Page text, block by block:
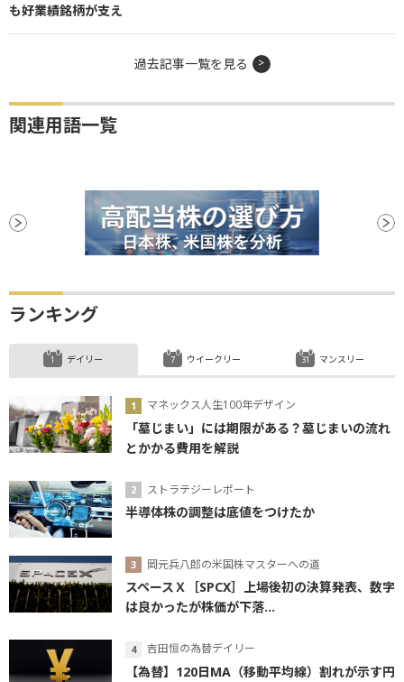
も好業績銘柄が支え
過去記事一覧を見る
関連用語一覧
ランキング
デイリー
マネックス人生100年デザイン
「墓じまい」には期限がある？墓じまいの流れ
とかかる費用を解説
ストラテジーレポート
半導体株の調整は底値をつけたか
岡元兵八郎の米国株マスターへの道
スペースＸ［SPCX］上場後初の決算発表、数字
は良かったが株価が下落...
吉田恒の為替デイリー
【為替】120日MA（移動平均線）割れが示す円
ウイークリー マンスリー